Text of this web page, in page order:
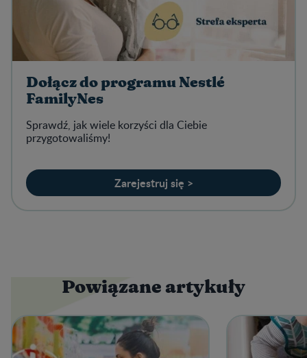
Dołącz do programu Nestlé
FamilyNes
Sprawdź, jak wiele korzyści dla Ciebie
przygotowaliśmy!
Zarejestruj się >
Powiązane artykuły